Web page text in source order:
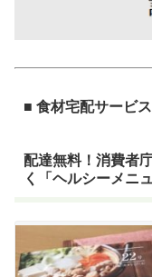
■ 食材宅配サービス
配達無料！消費者
く「ヘルシーメニ